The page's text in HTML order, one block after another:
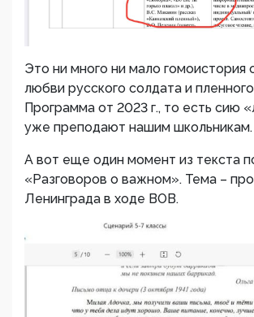
Это ни много ни мало гомоистория
любви русского солдата и
Программа от 2023 г., то есть сию
уже преподают нашим школьникам.
А вот еще один момент из текста
«Разговоров о важном». Тема –
Ленинграда в ходе ВОВ.